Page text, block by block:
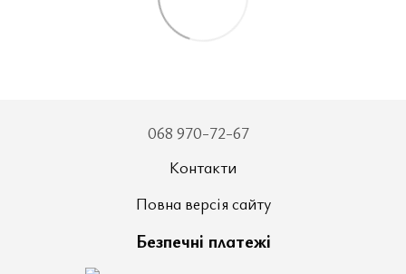
068 970-72-67
Контакти
Повна версія сайту
Безпечні платежі